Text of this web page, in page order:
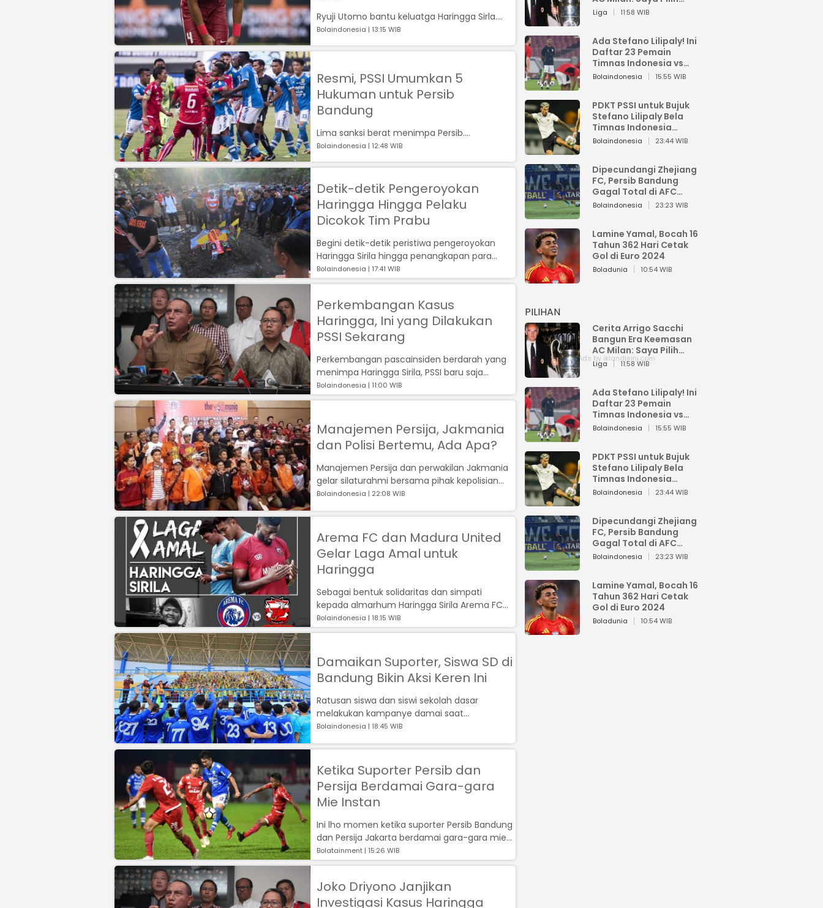
Ryuji Utomo bantu keluatga Haringga Sirla....
Bolaindonesia | 13:15 WIB
Resmi, PSSI Umumkan 5
Hukuman untuk Persib
Bandung
Lima sanksi berat menimpa Persib....
Bolaindonesia | 12:48 WIB
Detik-detik Pengeroyokan
Haringga Hingga Pelaku
Dicokok Tim Prabu
Begini detik-detik peristiwa pengeroyokan
Haringga Sirila hingga penangkapan para
pelaku oleh tim Prabu Polrestabes Band...
Bolaindonesia | 17:41 WIB
Perkembangan Kasus
Haringga, Ini yang Dilakukan
PSSI Sekarang
Perkembangan pascainsiden berdarah yang
menimpa Haringga Sirila, PSSI baru saja
menggelar rapat....
Bolaindonesia | 11:00 WIB
Manajemen Persija, Jakmania
dan Polisi Bertemu, Ada Apa?
Manajemen Persija dan perwakilan Jakmania
gelar silaturahmi bersama pihak kepolisian
pascainsiden berdarah yang menimpa ...
Bolaindonesia | 22:08 WIB
Arema FC dan Madura United
Gelar Laga Amal untuk
Haringga
Sebagai bentuk solidaritas dan simpati
kepada almarhum Haringga Sirila Arema FC
gelar laga amal kontra Madura United...
Bolaindonesia | 18:15 WIB
Damaikan Suporter, Siswa SD di
Bandung Bikin Aksi Keren Ini
Ratusan siswa dan siswi sekolah dasar
melakukan kampanye damai saat
menyaksikan sesi latihan pagi Persib
Bolaindonesia | 18:45 WIB
Ketika Suporter Persib dan
Persija Berdamai Gara-gara
Mie Instan
Ini lho momen ketika suporter Persib Bandung
dan Persija Jakarta berdamai gara-gara mie
instan...
Bolatainment | 15:26 WIB
Joko Driyono Janjikan
Investigasi Kasus Haringga
Pemain dari Isi Otaknya
Liga 11:58 WIB
Ada Stefano Lilipaly! Ini
Daftar 23 Pemain
Timnas Indonesia vs
China
Bolaindonesia 15:55 WIB
PDKT PSSI untuk Bujuk
Stefano Lilipaly Bela
Timnas Indonesia
Berakhir Berantakan
Bolaindonesia 23:44 WIB
Dipecundangi Zhejiang
FC, Persib Bandung
Gagal Total di AFC
Champions League Two
Bolaindonesia 23:23 WIB
Lamine Yamal, Bocah 16
Tahun 362 Hari Cetak
Gol di Euro 2024
Boladunia 10:54 WIB
PILIHAN
Cerita Arrigo Sacchi
Bangun Era Keemasan
AC Milan: Saya Pilih
Pemain dari Isi Otaknya
Liga 11:58 WIB
Ada Stefano Lilipaly! Ini
Daftar 23 Pemain
Timnas Indonesia vs
China
Bolaindonesia 15:55 WIB
PDKT PSSI untuk Bujuk
Stefano Lilipaly Bela
Timnas Indonesia
Berakhir Berantakan
Bolaindonesia 23:44 WIB
Dipecundangi Zhejiang
FC, Persib Bandung
Gagal Total di AFC
Champions League Two
Bolaindonesia 23:23 WIB
Lamine Yamal, Bocah 16
Tahun 362 Hari Cetak
Gol di Euro 2024
Boladunia 10:54 WIB